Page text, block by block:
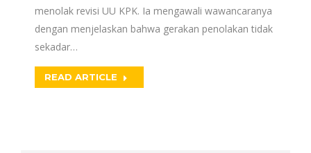
menolak revisi UU KPK. Ia mengawali wawancaranya
dengan menjelaskan bahwa gerakan penolakan tidak
sekadar…
READ ARTICLE